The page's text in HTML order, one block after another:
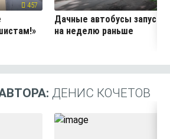
457
Дачные автобусы
на неделю раньше
ДЕНИС КОЧЕТОВ